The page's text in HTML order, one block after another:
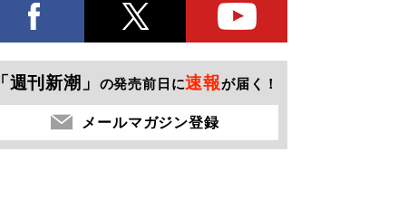
「週刊新潮」 の発売前日に速報が届く！
メールマガジン登録